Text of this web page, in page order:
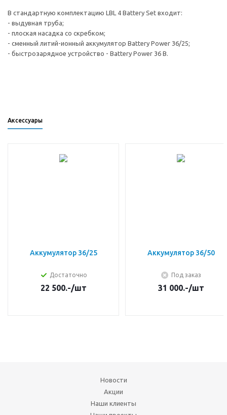
В стандартную комплектацию LBL 4 Battery Set входит:
- выдувная труба;
- плоская насадка со скребком;
- сменный литий-ионный аккумулятор Battery Power 36/25;
- быстрозарядное устройство - Battery Power 36 В.
Аксессуары
Аккумулятор 36/25
Достаточно
22 500.-/шт
Аккумулятор 36/50
Под заказ
31 000.-/шт
Новости
Акции
Наши клиенты